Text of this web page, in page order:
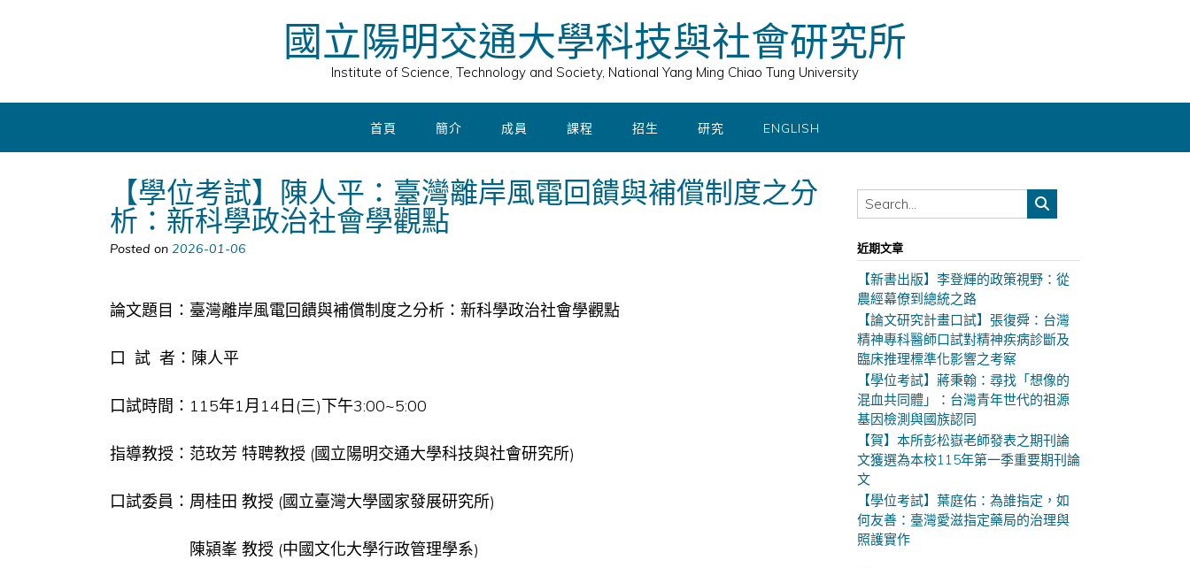
國立陽明交通大學科技與社會研究所
Institute of Science, Technology and Society, National Yang Ming Chiao Tung University
首頁 簡介 成員 課程 招生 研究 ENGLISH
【學位考試】陳人平：臺灣離岸風電回饋與補償制度之分
析：新科學政治社會學觀點
Posted on 2026-01-06
論文題目：臺灣離岸風電回饋與補償制度之分析：新科學政治社會學觀點
口 試 者：陳人平
口試時間：115年1月14日(三)下午3:00~5:00
指導教授：范玫芳 特聘教授 (國立陽明交通大學科技與社會研究所)
口試委員：周桂田 教授 (國立臺灣大學國家發展研究所)
陳潁峯 教授 (中國文化大學行政管理學系)
近期文章
【新書出版】李登輝的政策視野：從
農經幕僚到總統之路
【論文研究計畫口試】張復舜：台灣
精神專科醫師口試對精神疾病診斷及
臨床推理標準化影響之考察
【學位考試】蔣秉翰：尋找「想像的
混血共同體」：台灣青年世代的祖源
基因檢測與國族認同
【賀】本所彭松嶽老師發表之期刊論
文獲選為本校115年第一季重要期刊論
文
【學位考試】葉庭佑：為誰指定，如
何友善：臺灣愛滋指定藥局的治理與
照護實作